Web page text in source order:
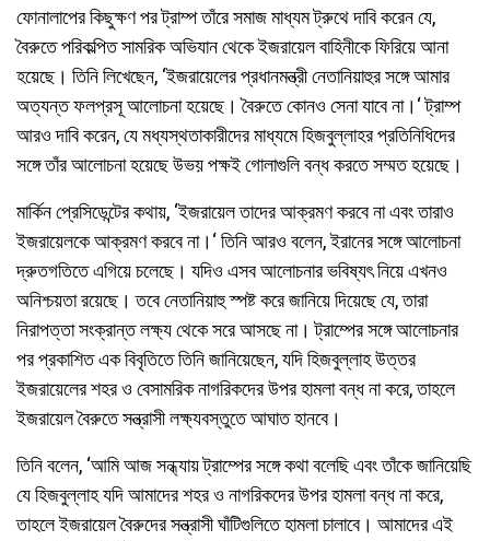
ফোনালাপের কিছুক্ষণ পর ট্রাম্প তাঁরে সমাজ মাধ্যম ট্রুথে দাবি করেন যে,
বৈরুতে পরিকল্পিত সামরিক অভিযান থেকে ইজরায়েল বাহিনীকে ফিরিয়ে আনা
হয়েছে। তিনি লিখেছেন, ‘ইজরায়েলের প্রধানমন্ত্রী নেতানিয়াহুর সঙ্গে আমার
অত্যন্ত ফলপ্রসূ আলোচনা হয়েছে। বৈরুতে কোনও সেনা যাবে না।‘ ট্রাম্প
আরও দাবি করেন, যে মধ্যস্থতাকারীদের মাধ্যমে হিজবুল্লাহর প্রতিনিধিদের
সঙ্গে তাঁর আলোচনা হয়েছে উভয় পক্ষই গোলাগুলি বন্ধ করতে সম্মত হয়েছে।
মার্কিন প্রেসিডেন্টের কথায়, ‘ইজরায়েল তাদের আক্রমণ করবে না এবং তারাও
ইজরায়েলকে আক্রমণ করবে না।‘ তিনি আরও বলেন, ইরানের সঙ্গে আলোচনা
দ্রুতগতিতে এগিয়ে চলেছে। যদিও এসব আলোচনার ভবিষ্যৎ নিয়ে এখনও
অনিশ্চয়তা রয়েছে। তবে নেতানিয়াহু স্পষ্ট করে জানিয়ে দিয়েছে যে, তারা
নিরাপত্তা সংক্রান্ত লক্ষ্য থেকে সরে আসছে না। ট্রাম্পের সঙ্গে আলোচনার
পর প্রকাশিত এক বিবৃতিতে তিনি জানিয়েছেন, যদি হিজবুল্লাহ উত্তর
ইজরায়েলের শহর ও বেসামরিক নাগরিকদের উপর হামলা বন্ধ না করে, তাহলে
ইজরায়েল বৈরুতে সন্ত্রাসী লক্ষ্যবস্তুতে আঘাত হানবে।
তিনি বলেন, ‘আমি আজ সন্ধ্যায় ট্রাম্পের সঙ্গে কথা বলেছি এবং তাঁকে জানিয়েছি
যে হিজবুল্লাহ যদি আমাদের শহর ও নাগরিকদের উপর হামলা বন্ধ না করে,
তাহলে ইজরায়েল বৈরুদের সন্ত্রাসী ঘাঁটিগুলিতে হামলা চালাবে। আমাদের এই